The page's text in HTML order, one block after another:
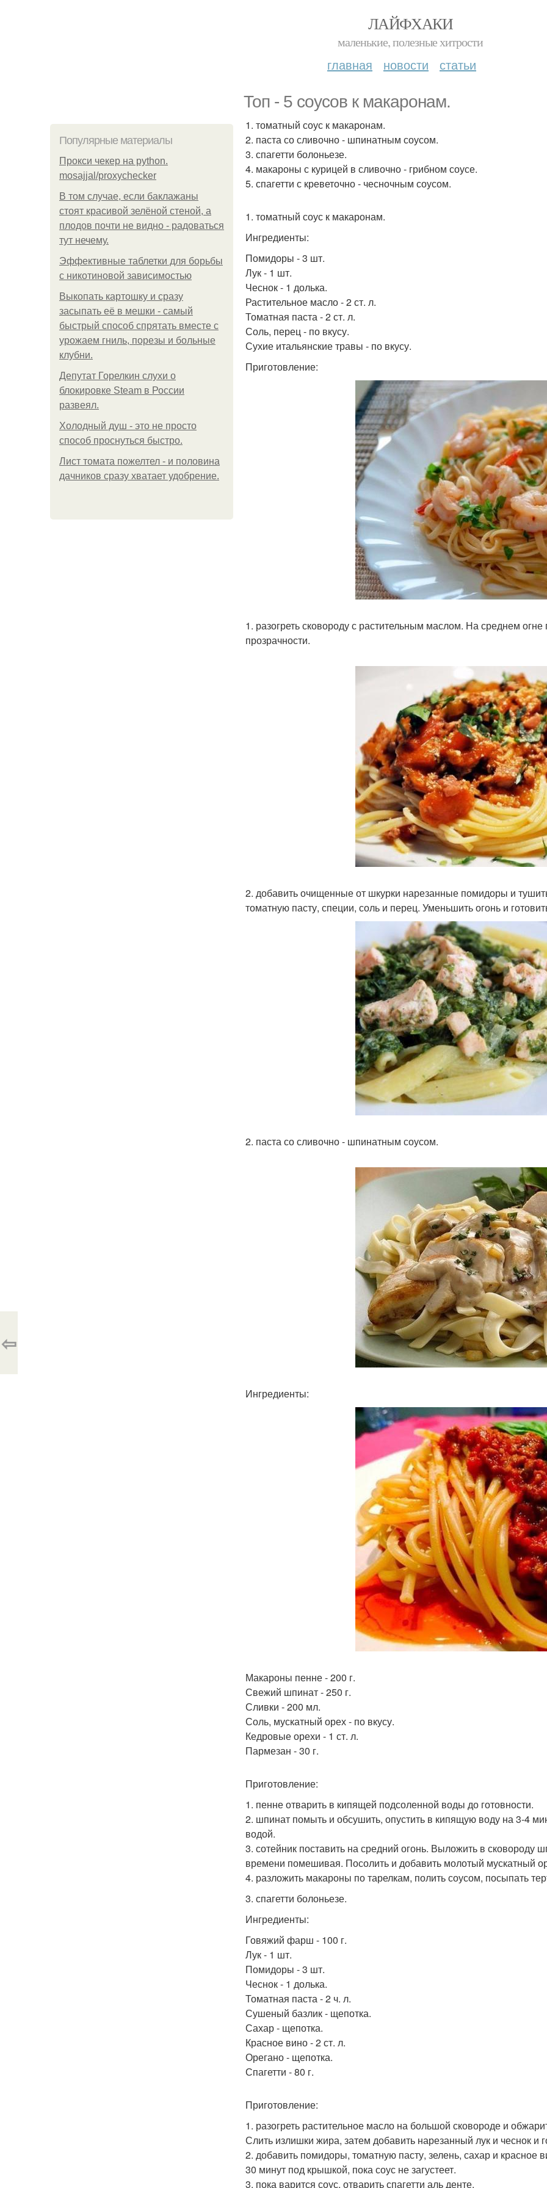
ЛАЙФХАКИ
маленькие, полезные хитрости
главная новости статьи
Топ - 5 соусов к макаронам.
Популярные материалы
Прокси чекер на python.
mosajjal/proxychecker
В том случае, если баклажаны
стоят красивой зелёной стеной, а
плодов почти не видно - радоваться
тут нечему.
Эффективные таблетки для борьбы
с никотиновой зависимостью
Выкопать картошку и сразу
засыпать её в мешки - самый
быстрый способ спрятать вместе с
урожаем гниль, порезы и больные
клубни.
Депутат Горелкин слухи о
блокировке Steam в России
развеял.
Холодный душ - это не просто
способ проснуться быстро.
Лист томата пожелтел - и половина
дачников сразу хватает удобрение.
1. томатный соус к макаронам.
2. паста со сливочно - шпинатным соусом.
3. спагетти болоньезе.
4. макароны с курицей в сливочно - грибном соусе.
5. спагетти с креветочно - чесночным соусом.
1. томатный соус к макаронам.
Ингредиенты:
Помидоры - 3 шт.
Лук - 1 шт.
Чеснок - 1 долька.
Растительное масло - 2 ст. л.
Томатная паста - 2 ст. л.
Соль, перец - по вкусу.
Сухие итальянские травы - по вкусу.
Приготовление:
1. разогреть сковороду с растительным маслом. На среднем
прозрачности.
2. добавить очищенные от шкурки нарезанные помидоры и
томатную пасту, специи, соль и перец. Уменьшить огонь и
2. паста со сливочно - шпинатным соусом.
Ингредиенты:
Макароны пенне - 200 г.
Свежий шпинат - 250 г.
Сливки - 200 мл.
Соль, мускатный орех - по вкусу.
Кедровые орехи - 1 ст. л.
Пармезан - 30 г.
Приготовление:
1. пенне отварить в кипящей подсоленной воды до готовности.
2. шпинат помыть и обсушить, опустить в кипящую воду на 3-4
водой.
3. сотейник поставить на средний огонь. Выложить в сковороду
времени помешивая. Посолить и добавить молотый мускатный
4. разложить макароны по тарелкам, полить соусом, посыпать
3. спагетти болоньезе.
Ингредиенты:
Говяжий фарш - 100 г.
Лук - 1 шт.
Помидоры - 3 шт.
Чеснок - 1 долька.
Томатная паста - 2 ч. л.
Сушеный базлик - щепотка.
Сахар - щепотка.
Красное вино - 2 ст. л.
Орегано - щепотка.
Спагетти - 80 г.
Приготовление:
1. разогреть растительное масло на большой сковороде и
Слить излишки жира, затем добавить нарезанный лук и чеснок и
2. добавить помидоры, томатную пасту, зелень, сахар и красное
30 минут под крышкой, пока соус не загустеет.
3. пока варится соус, отварить спагетти аль денте.
⇦